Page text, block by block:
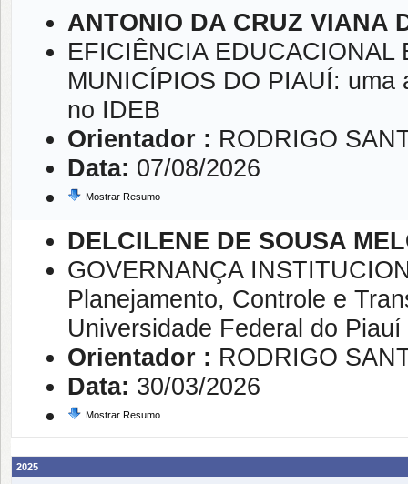
ANTONIO DA CRUZ VIANA
EFICIÊNCIA
MUNICÍPIOS DO PIAUÍ:
no IDEB
Orientador : RODRIGO
Data: 07/08/2026
Mostrar Resumo
DELCILENE DE SOUSA
GOVERNANÇA
Planejamento, Controle e
Universidade Federal do
Orientador : RODRIGO
Data: 30/03/2026
Mostrar Resumo
2025